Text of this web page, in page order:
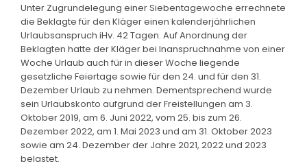
Unter Zugrundelegung einer Siebentagewoche errechnete
die Beklagte für den Kläger einen kalenderjährlichen
Urlaubsanspruch iHv. 42 Tagen. Auf Anordnung der
Beklagten hatte der Kläger bei Inanspruchnahme von einer
Woche Urlaub auch für in dieser Woche liegende
gesetzliche Feiertage sowie für den 24. und für den 31.
Dezember Urlaub zu nehmen. Dementsprechend wurde
sein Urlaubskonto aufgrund der Freistellungen am 3.
Oktober 2019, am 6. Juni 2022, vom 25. bis zum 26.
Dezember 2022, am 1. Mai 2023 und am 31. Oktober 2023
sowie am 24. Dezember der Jahre 2021, 2022 und 2023
belastet.